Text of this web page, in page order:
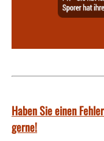
Haben Sie einen
gerne!